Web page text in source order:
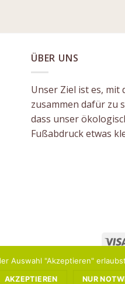
ÜBER UNS
Unser Ziel ist es, mit
zusammen dafür zu
dass unser
Fußabdruck etwas
AGB DATENSCHUTZ
Auswahl "Akzeptieren"
AKZEPTIEREN NUR